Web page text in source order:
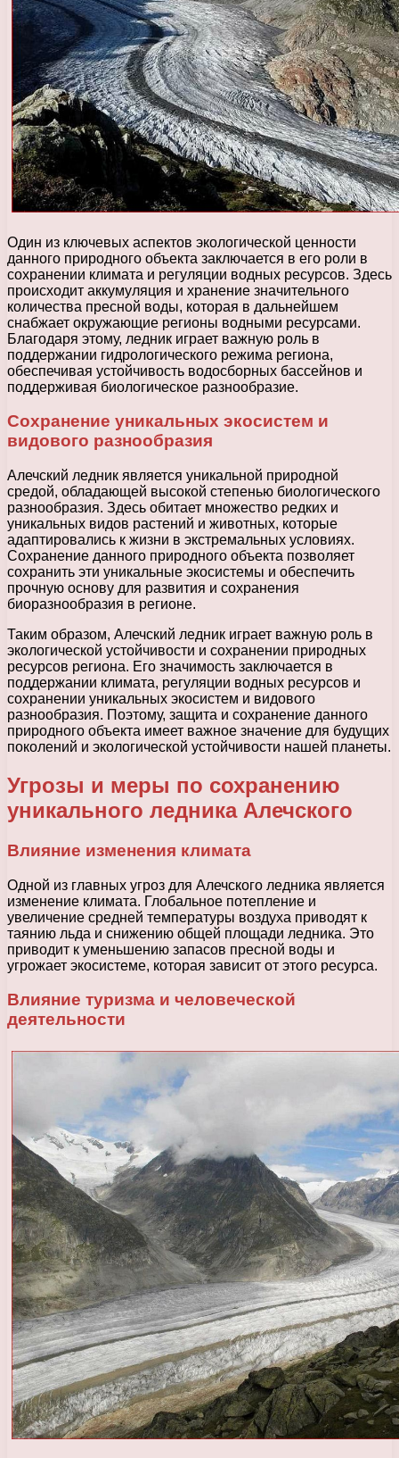
Один из ключевых аспектов экологической ценности
данного природного объекта заключается в его роли в
сохранении климата и регуляции водных ресурсов. Здесь
происходит аккумуляция и хранение значительного
количества пресной воды, которая в дальнейшем
снабжает окружающие регионы водными ресурсами.
Благодаря этому, ледник играет важную роль в
поддержании гидрологического режима региона,
обеспечивая устойчивость водосборных бассейнов и
поддерживая биологическое разнообразие.
Сохранение уникальных экосистем и
видового разнообразия
Алечский ледник является уникальной природной
средой, обладающей высокой степенью биологического
разнообразия. Здесь обитает множество редких и
уникальных видов растений и животных, которые
адаптировались к жизни в экстремальных условиях.
Сохранение данного природного объекта позволяет
сохранить эти уникальные экосистемы и обеспечить
прочную основу для развития и сохранения
биоразнообразия в регионе.
Таким образом, Алечский ледник играет важную роль в
экологической устойчивости и сохранении природных
ресурсов региона. Его значимость заключается в
поддержании климата, регуляции водных ресурсов и
сохранении уникальных экосистем и видового
разнообразия. Поэтому, защита и сохранение данного
природного объекта имеет важное значение для будущих
поколений и экологической устойчивости нашей планеты.
Угрозы и меры по сохранению
уникального ледника Алечского
Влияние изменения климата
Одной из главных угроз для Алечского ледника является
изменение климата. Глобальное потепление и
увеличение средней температуры воздуха приводят к
таянию льда и снижению общей площади ледника. Это
приводит к уменьшению запасов пресной воды и
угрожает экосистеме, которая зависит от этого ресурса.
Влияние туризма и человеческой
деятельности